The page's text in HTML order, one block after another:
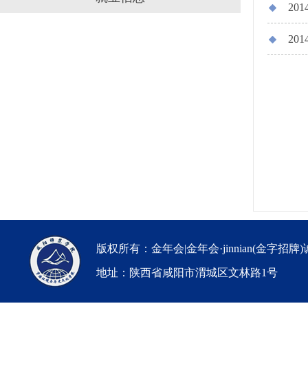
版权所有：金年会|金年会·jinnian(金字招牌)
地址：陕西省咸阳市渭城区文林路1号